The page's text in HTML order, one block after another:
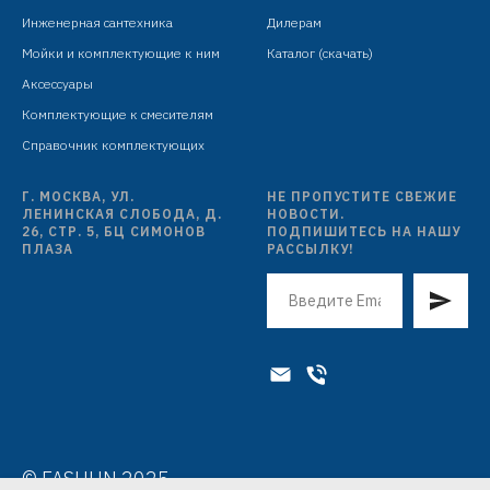
шланг: L=1500 мм, PVC, антитвист,
глянцево-серебристый
Инженерная сантехника
Мойки и комплектующие к ним
Аксессуары
Комплектующие к смесителям
Справочник комплектующих
Дилерам
Каталог (скачать)
Г. МОСКВА, УЛ.
ЛЕНИНСКАЯ СЛОБОДА, Д.
26, СТР. 5, БЦ СИМОНОВ
ПЛАЗА
НЕ ПРОПУСТИТЕ СВЕЖИЕ
НОВОСТИ.
ПОДПИШИТЕСЬ НА НАШУ
РАССЫЛКУ!
© FASHUN 2025